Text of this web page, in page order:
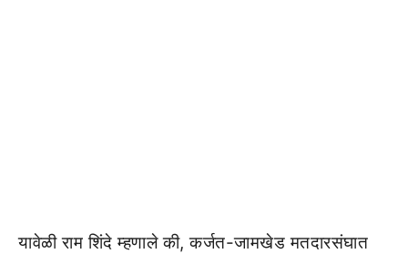
यावेळी राम शिंदे म्हणाले की, कर्जत-जामखेड मतदारसंघात